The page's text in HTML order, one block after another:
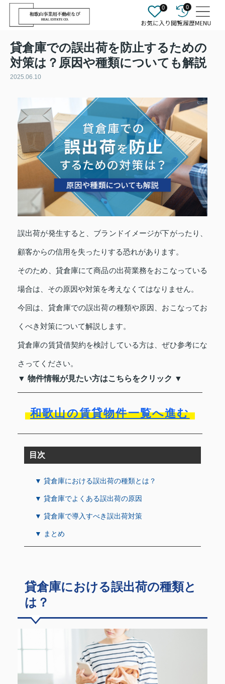
0 0
貸倉庫での誤出荷を防止するための
対策は？原因や種類についても解説
2025.06.10
誤出荷が発生すると、ブランドイメージが下がったり、
顧客からの信用を失ったりする恐れがあります。
そのため、貸倉庫にて商品の出荷業務をおこなっている
場合は、その原因や対策を考えなくてはなりません。
今回は、貸倉庫での誤出荷の種類や原因、おこなってお
くべき対策について解説します。
貸倉庫の賃貸借契約を検討している方は、ぜひ参考にな
さってください。
▼ 物件情報が見たい方はこちらをクリック ▼
和歌山の賃貸物件一覧へ進む
目次
▼ 貸倉庫における誤出荷の種類とは？
▼ 貸倉庫でよくある誤出荷の原因
▼ 貸倉庫で導入すべき誤出荷対策
▼ まとめ
貸倉庫における誤出荷の種類と
は？